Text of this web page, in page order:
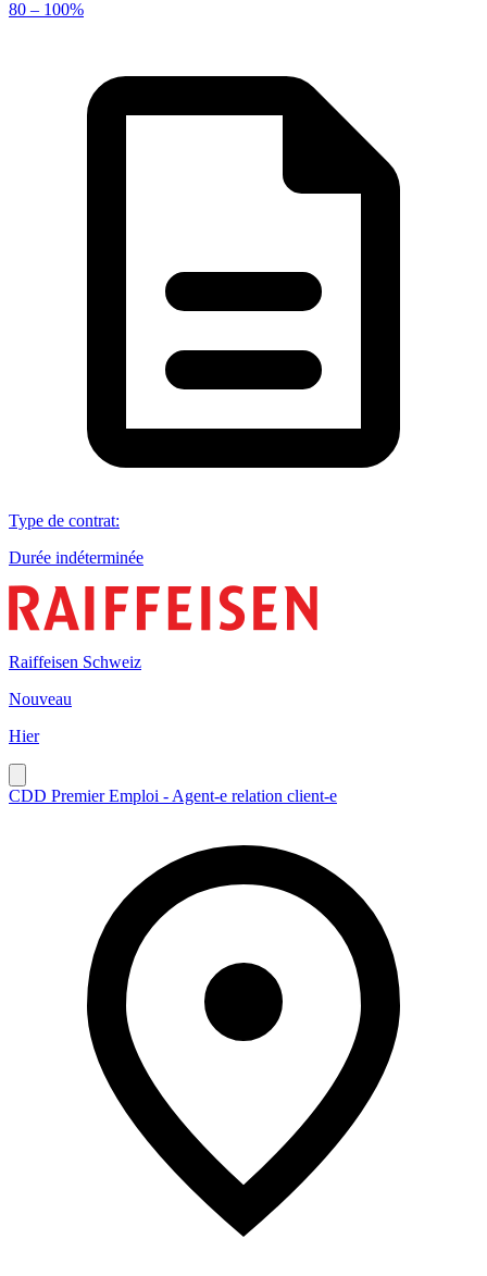
80 – 100%
Type de contrat:
Durée indéterminée
Raiffeisen Schweiz
Nouveau
Hier
CDD Premier Emploi - Agent-e relation client-e